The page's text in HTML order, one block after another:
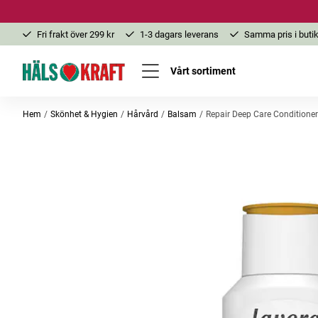
Fri frakt över 299 kr 1-3 dagars leverans Samma pris i
Vårt sortiment
Hem Skönhet & Hygien Hårvård Balsam Repair Deep Care